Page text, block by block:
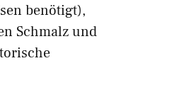
benötigt),
Schmalz und